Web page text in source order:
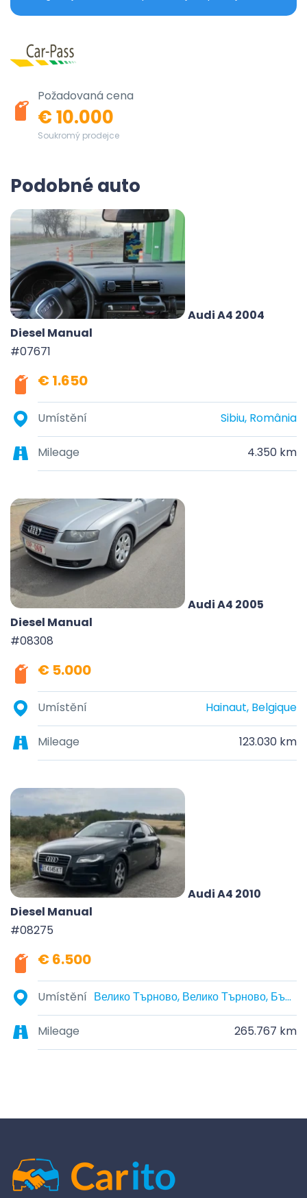
Požadovaná cena
€ 10.000
Soukromý prodejce
Podobné auto
Audi A4 2004
Diesel Manual
#07671
€ 1.650
Umístění Sibiu, România
Mileage 4.350 km
Audi A4 2005
Diesel Manual
#08308
€ 5.000
Umístění Hainaut, Belgique
Mileage 123.030 km
Audi A4 2010
Diesel Manual
#08275
€ 6.500
Umístění Велико Търново, Велико Търново, България
Mileage 265.767 km